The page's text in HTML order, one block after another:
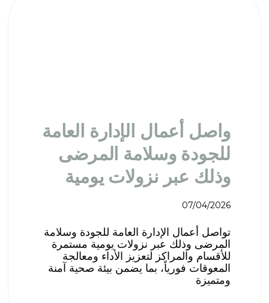
واصل أعمال الإدارة العامة
للجودة وسلامة المرضى
وذلك عبر نزولات يومية
07/04/2026
تواصل أعمال الإدارة العامة للجودة وسلامة
المرضى وذلك عبر نزولات يومية مستمرة
للأقسام والمراكز لتعزيز الأداء ومعالجة
المعوقات فورياً، بما يضمن بيئة صحية آمنة
ومتميزة